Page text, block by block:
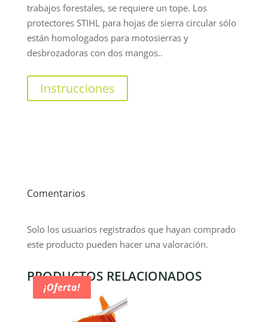
trabajos forestales, se requiere un tope. Los
protectores STIHL para hojas de sierra circular sólo
están homologados para motosierras y
desbrozadoras con dos mangos..
Instrucciones
Comentarios
Solo los usuarios registrados que hayan comprado
este producto pueden hacer una valoración.
PRODUCTOS RELACIONADOS
¡Oferta!
¡Oferta!
¡Oferta!